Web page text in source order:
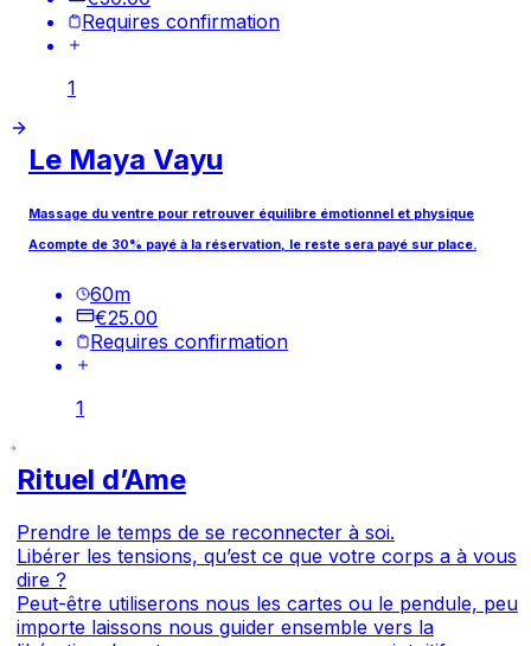
Requires confirmation
1
Le Maya Vayu
Massage du ventre pour retrouver équilibre émotionnel et physique
Acompte de 30% payé à la réservation, le reste sera payé sur place.
60m
€25.00
Requires confirmation
1
Rituel d’Ame
Prendre le temps de se reconnecter à soi.
Libérer les tensions, qu’est ce que votre corps a à vous
dire ?
Peut-être utiliserons nous les cartes ou le pendule, peu
importe laissons nous guider ensemble vers la